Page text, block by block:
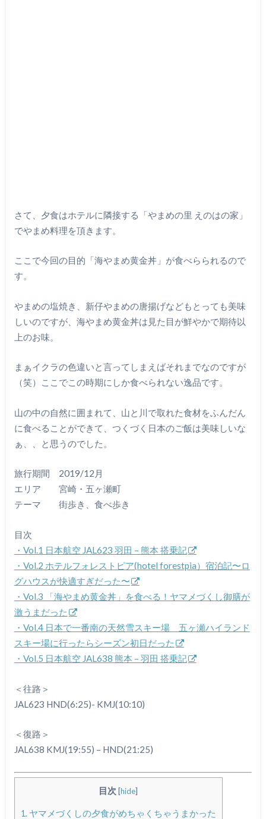
さて、夕食はホテルに隣接する「やまめの里 えのはの家」
でやまめ料理を頂きます。
ここで今回の目的「海やまめ黄金丼」が食べらられるので
す。
やまめの塩焼き、新仔やまめの唐揚げなどもとっても美味
しいのですが、海やまめ黄金丼は見た目が鮮やかで期待以
上のお味。
まぁイクラの色違いと言ってしまえばそれまでなのですが
（笑）ここでこの時期にしか食べられない逸品です。
山の中の自然に囲まれて、山と川で取れた食材をふんだん
に食べることができて、つくづく日本のご飯は美味しいな
ぁ、、と思うのでした。
旅行期間 2019/12月
エリア 宮崎・五ヶ瀬町
テーマ 街歩き、食べ歩き
目次
・Vol.1 日本航空 JAL623 羽田 – 熊本 搭乗記
・Vol.2 ホテルフォレストピア(hotel forestpia）宿泊記〜ロ
グハウスが快適すぎだった〜
・Vol.3 「海やまめ黄金丼」を食べる！ヤマメづくし御膳が
激うまだった
・Vol.4 日本で一番南の天然雪スキー場 五ヶ瀬ハイランド
スキー場に行ったらシーズン初日だった
・Vol.5 日本航空 JAL638 熊本 – 羽田 搭乗記
＜往路＞
JAL623 HND(6:25)- KMJ(10:10)
＜復路＞
JAL638 KMJ(19:55) – HND(21:25)
目次 [hide]
1.ヤマメづくしの夕食がめちゃくちゃうまかった